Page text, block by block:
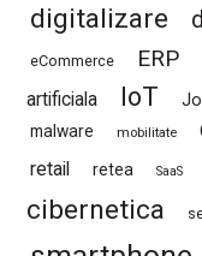
digitalizare
eCommerce ERP
artificiala
IoT
malware mobilitate
retail retea SaaS
cibernetica